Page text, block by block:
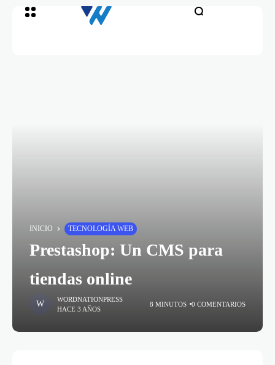
INICIO TECNOLOGÍA WEB
Prestashop: Un CMS para
tiendas online
WORDNATIONPRESS
HACE 3 AÑOS
8 MINUTOS 0 COMENTARIOS